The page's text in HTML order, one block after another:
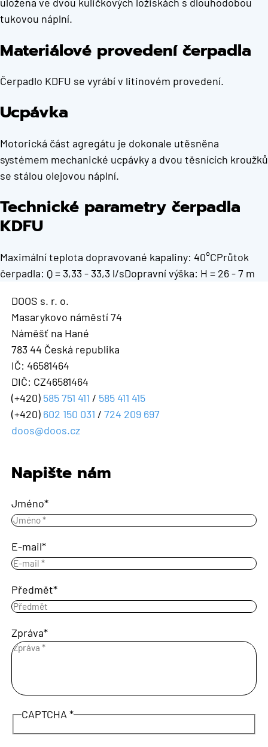
tukovou náplní.
Materiálové provedení čerpadla
Čerpadlo KDFU se vyrábí v litinovém provedení.
Ucpávka
Motorická část agregátu je dokonale utěsněna
systémem mechanické ucpávky a dvou těsnících kroužků
se stálou olejovou náplní.
Technické parametry čerpadla
KDFU
Maximální teplota dopravované kapaliny: 40°CPrůtok
čerpadla: Q = 3,33 - 33,3 l/sDopravní výška: H = 26 - 7 m
DOOS s. r. o.
Masarykovo náměstí 74
Náměšť na Hané
783 44 Česká republika
IČ: 46581464
DIČ: CZ46581464
(+420) 585 751 411 / 585 411 415
(+420) 602 150 031 / 724 209 697
doos@doos.cz
Napište nám
Jméno
E-mail
Předmět
Zpráva
CAPTCHA